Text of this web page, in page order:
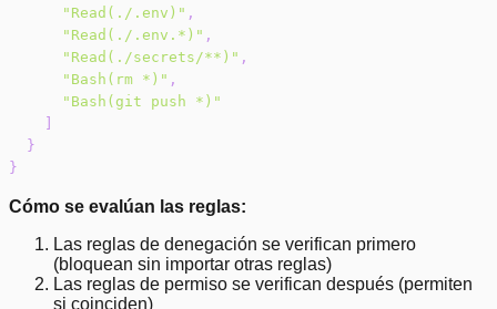
"Read(./.env)" ,
"Read(./.env.*)" ,
"Read(./secrets/**)" ,
"Bash(rm *)" ,
"Bash(git push *)"
]
}
}
Cómo se evalúan las reglas:
Las reglas de denegación se verifican primero
(bloquean sin importar otras reglas)
Las reglas de permiso se verifican después (permiten
si coinciden)